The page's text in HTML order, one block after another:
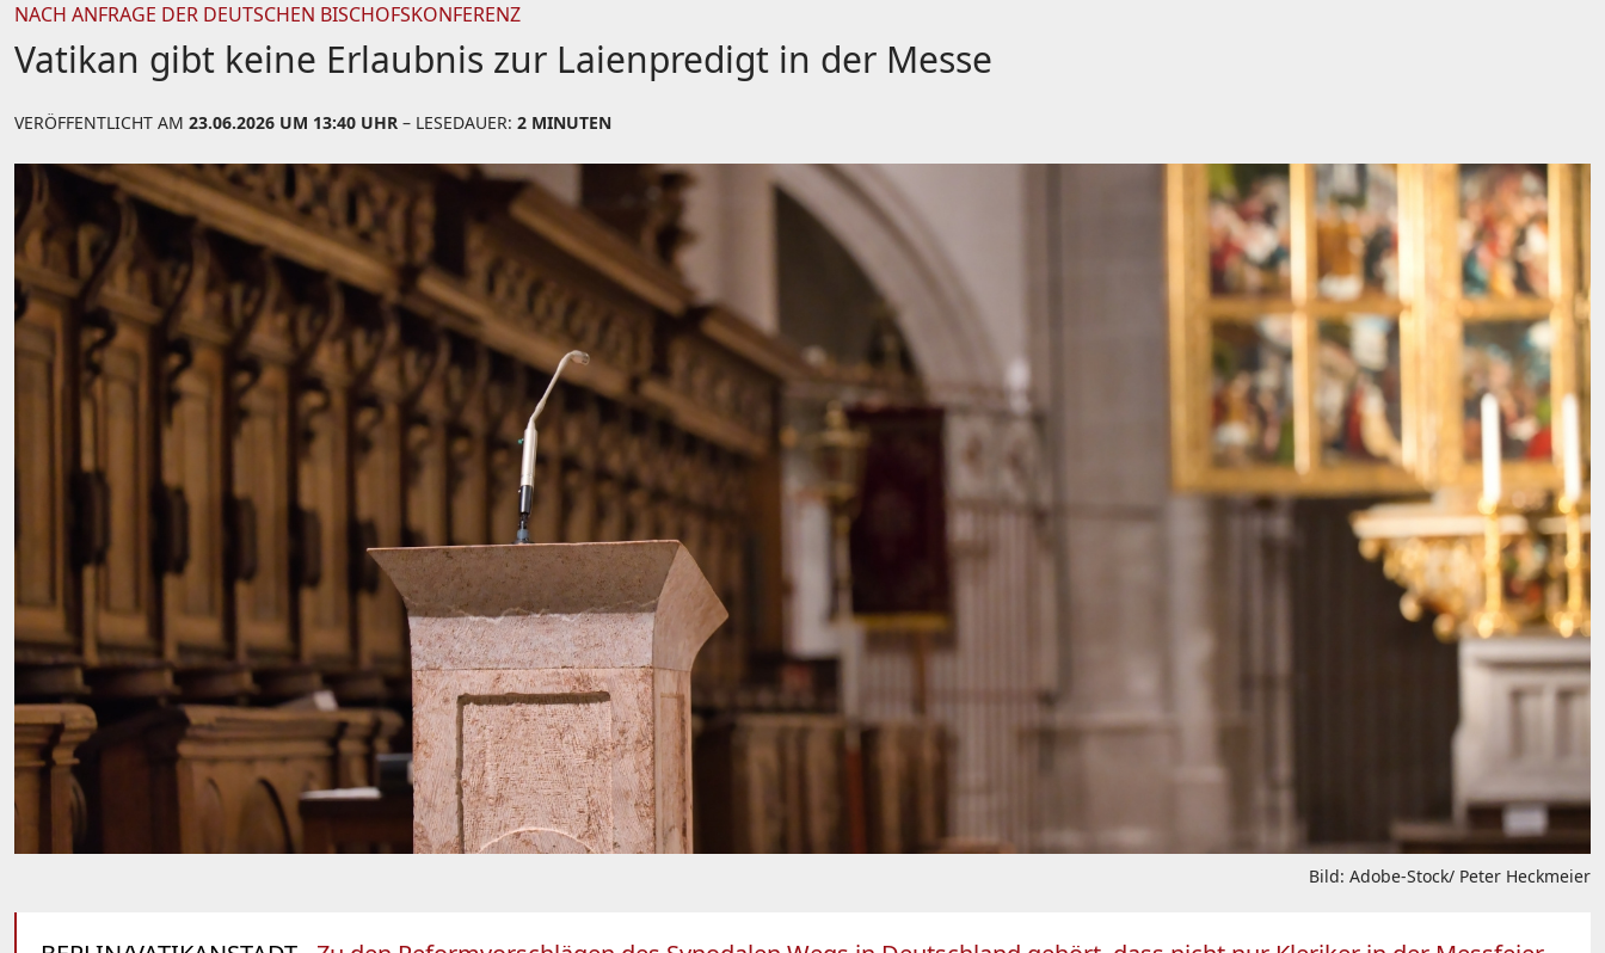
NACH ANFRAGE DER DEUTSCHEN BISCHOFSKONFERENZ
Vatikan gibt keine Erlaubnis zur Laienpredigt in der Messe
VERÖFFENTLICHT AM 23.06.2026 UM 13:40 UHR – LESEDAUER: 2 MINUTEN
Bild: Adobe-Stock/ Peter Heckmeier